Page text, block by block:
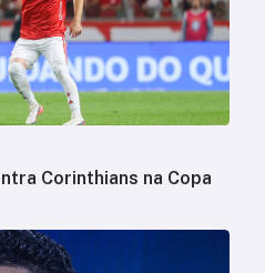
Corinthians na Copa